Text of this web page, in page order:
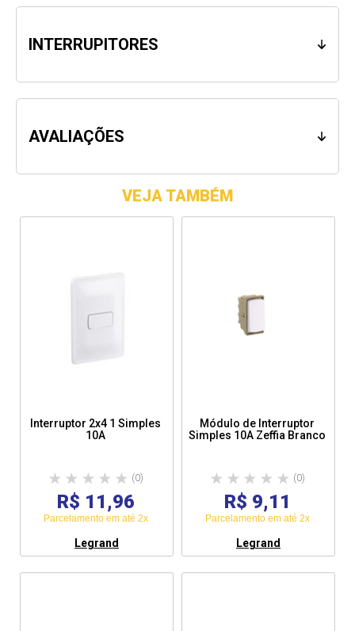
alta tecnologia para instalações elétricas residenciais,
Atenção: Antes de iniciar a instalação do produto desligue
INTERRUPITORES
AVALIAÇÕES
VEJA TAMBÉM
Interruptor 2x4 1 Simples
10A
(0)
R$ 11,96
Parcelamento em até 2x
Legrand
Módulo de Interruptor
Simples 10A Zeffia Branco
(0)
R$ 9,11
Parcelamento em até 2x
Legrand